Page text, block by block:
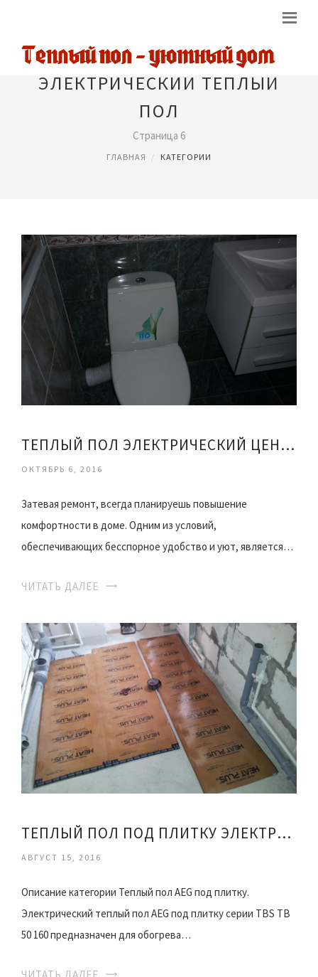
ЭЛЕКТРИЧЕСКИЙ ТЕПЛЫЙ
ПОЛ
Страница 6
ГЛАВНАЯ КАТЕГОРИИ
ТЕПЛЫЙ ПОЛ ЭЛЕКТРИЧЕСКИЙ ЦЕНА 1М2
ОКТЯБРЬ 6, 2016
Затевая ремонт, всегда планируешь повышение
комфортности в доме. Одним из условий,
обеспечивающих бесспорное удобство и уют, является…
ЧИТАТЬ ДАЛЕЕ
ТЕПЛЫЙ ПОЛ ПОД ПЛИТКУ ЭЛЕКТРИЧЕСКИЙ ОТЗЫВЫ
АВГУСТ 15, 2016
Описание категории Теплый пол AEG под плитку.
Электрический теплый пол AEG под плитку серии TBS TB
50 160 предназначен для обогрева…